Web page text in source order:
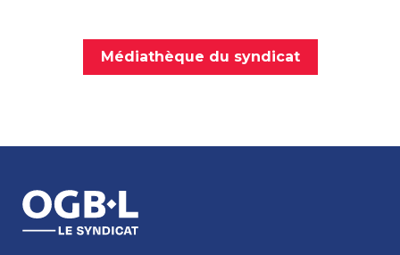
Médiathèque du syndicat